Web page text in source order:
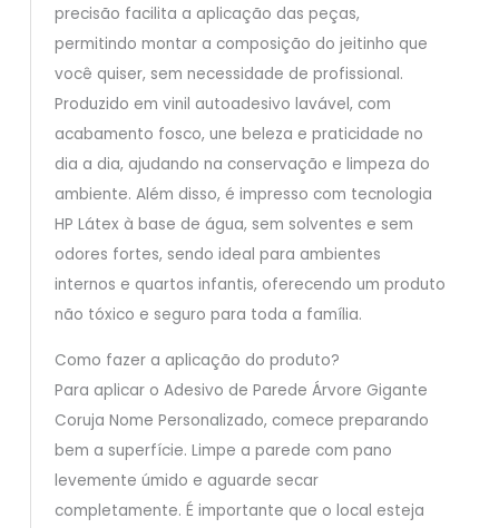
precisão facilita a aplicação das peças,
permitindo montar a composição do jeitinho que
você quiser, sem necessidade de profissional.
Produzido em vinil autoadesivo lavável, com
acabamento fosco, une beleza e praticidade no
dia a dia, ajudando na conservação e limpeza do
ambiente. Além disso, é impresso com tecnologia
HP Látex à base de água, sem solventes e sem
odores fortes, sendo ideal para ambientes
internos e quartos infantis, oferecendo um produto
não tóxico e seguro para toda a família.
Como fazer a aplicação do produto?
Para aplicar o Adesivo de Parede Árvore Gigante
Coruja Nome Personalizado, comece preparando
bem a superfície. Limpe a parede com pano
levemente úmido e aguarde secar
completamente. É importante que o local esteja